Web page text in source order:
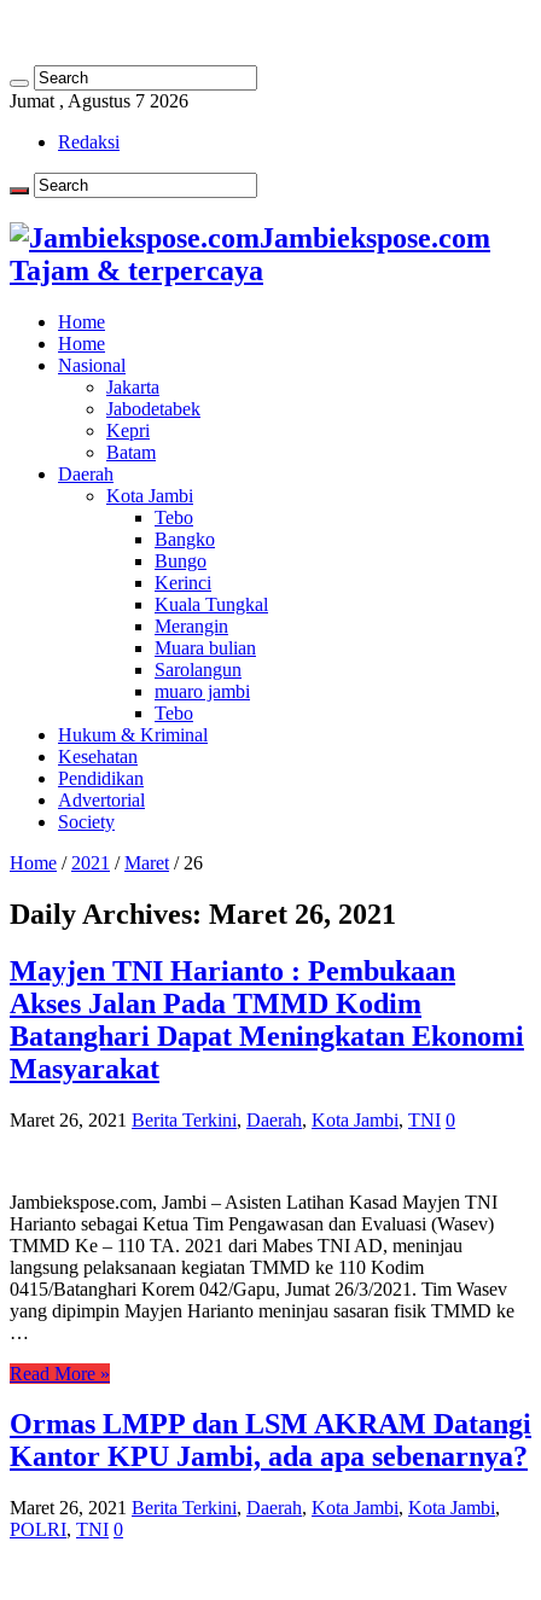
Jumat , Agustus 7 2026
Redaksi
Jambiekspose.com
Tajam & terpercaya
Home
Home
Nasional
Jakarta
Jabodetabek
Kepri
Batam
Daerah
Kota Jambi
Tebo
Bangko
Bungo
Kerinci
Kuala Tungkal
Merangin
Muara bulian
Sarolangun
muaro jambi
Tebo
Hukum & Kriminal
Kesehatan
Pendidikan
Advertorial
Society
Home / 2021 / Maret / 26
Daily Archives: Maret 26, 2021
Mayjen TNI Harianto : Pembukaan
Akses Jalan Pada TMMD Kodim
Batanghari Dapat Meningkatan Ekonomi
Masyarakat
Maret 26, 2021 Berita Terkini, Daerah, Kota Jambi, TNI 0
Jambiekspose.com, Jambi – Asisten Latihan Kasad Mayjen TNI
Harianto sebagai Ketua Tim Pengawasan dan Evaluasi (Wasev)
TMMD Ke – 110 TA. 2021 dari Mabes TNI AD, meninjau
langsung pelaksanaan kegiatan TMMD ke 110 Kodim
0415/Batanghari Korem 042/Gapu, Jumat 26/3/2021. Tim Wasev
yang dipimpin Mayjen Harianto meninjau sasaran fisik TMMD ke
…
Read More »
Ormas LMPP dan LSM AKRAM Datangi
Kantor KPU Jambi, ada apa sebenarnya?
Maret 26, 2021 Berita Terkini, Daerah, Kota Jambi, Kota Jambi,
POLRI, TNI 0